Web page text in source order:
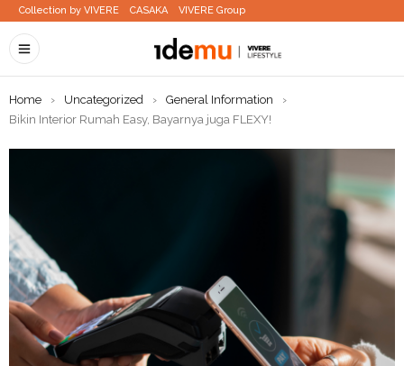
Collection by VIVERE CASAKA VIVERE Group
Home › Uncategorized › General Information
›
Bikin Interior Rumah Easy, Bayarnya juga FLEXY!